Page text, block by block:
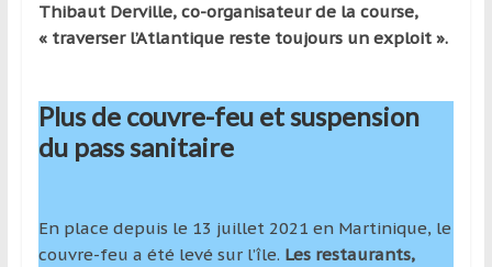
Thibaut Derville, co-organisateur de la course,
« traverser l’Atlantique reste toujours un exploit ».
Plus de couvre-feu et suspension
du pass sanitaire
En place depuis le 13 juillet 2021 en Martinique, le
couvre-feu a été levé sur l’île. Les restaurants,